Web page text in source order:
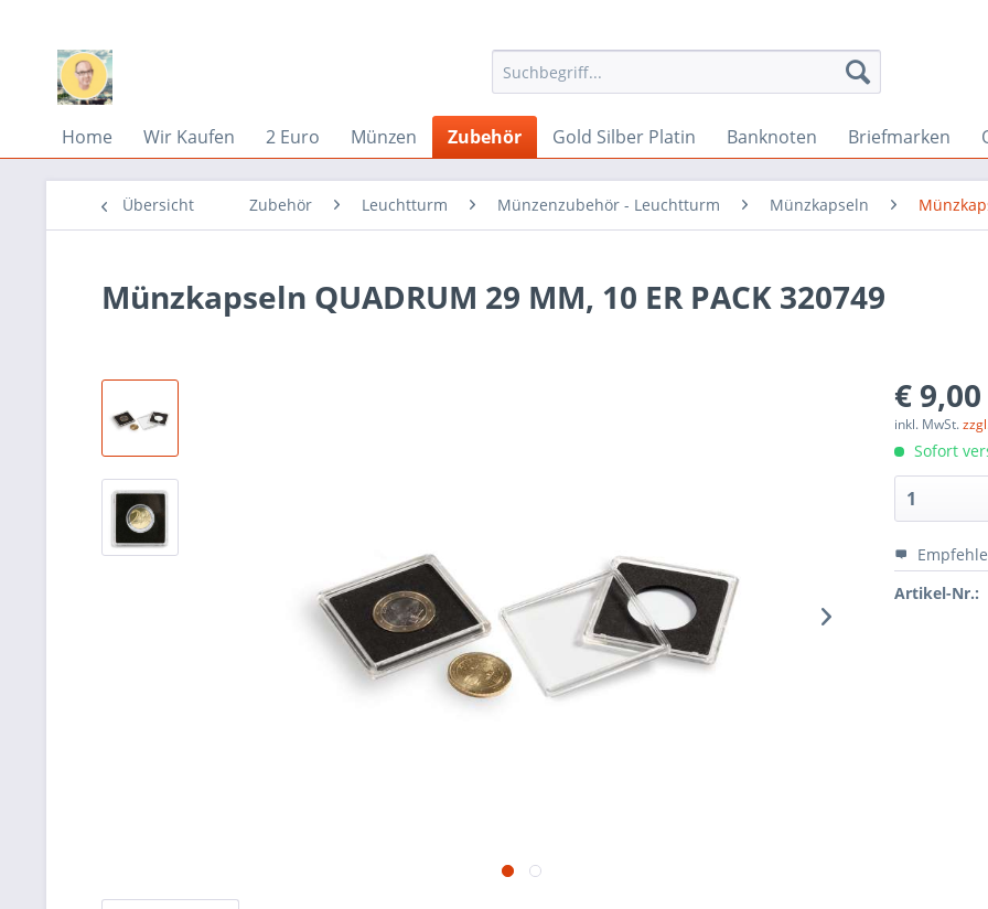
Home Wir Kaufen 2 Euro Münzen Zubehör Gold Silber Platin Banknoten Briefmarken
Übersicht Zubehör Leuchtturm Münzenzubehör - Leuchtturm Münzkapseln
Münzkapseln QUADRUM 29 MM, 10 ER PACK 320749
€
inkl. MwSt.
Sofort
Artikel-Nr.: